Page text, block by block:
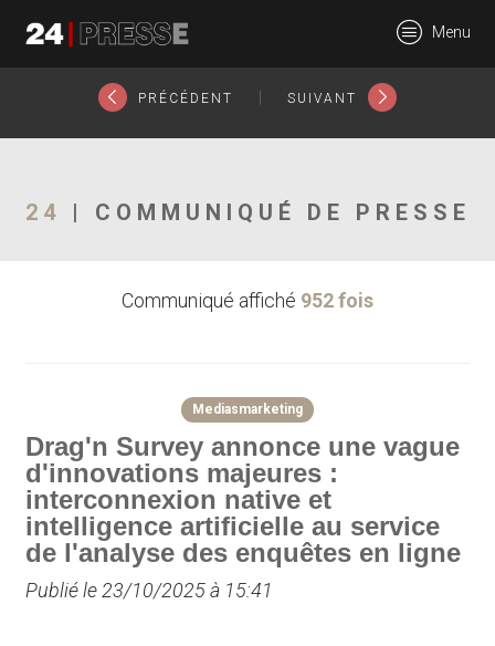
24Presse -
Communiqués de
Menu
PRÉCÉDENT SUIVANT
24 | COMMUNIQUÉ DE PRESSE
Communiqué affiché 952 fois
Mediasmarketing
Drag'n Survey annonce une vague
d'innovations majeures :
interconnexion native et
intelligence artificielle au service
de l'analyse des enquêtes en ligne
Publié le 23/10/2025 à 15:41